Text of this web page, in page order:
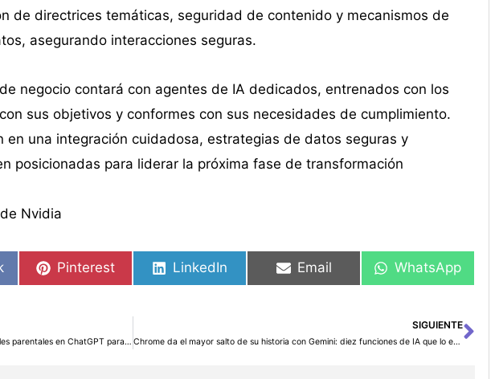
de directrices temáticas, seguridad de contenido y mecanismos de
asegurando interacciones seguras.
negocio contará con agentes de IA dedicados, entrenados con los
sus objetivos y conformes con sus necesidades de cumplimiento.
en una integración cuidadosa, estrategias de datos seguras y
posicionadas para liderar la próxima fase de transformación
Nvidia
Pinterest LinkedIn Email WhatsApp
OpenAI avanza en la predicción de edad y controles parentales en ChatGPT para reforzar la seguridad adolescente
SIGUIENTE
Chrome da el mayor salto de su historia con Gemini: diez funciones de IA que lo enfrentan a Edge Copilot, Comet AI y Arc Browser